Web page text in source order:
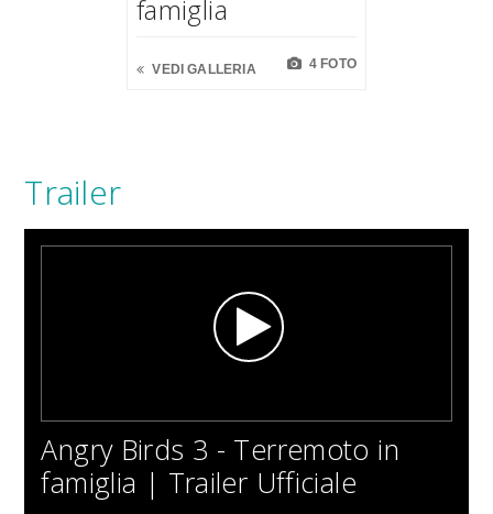
famiglia
VEDI GALLERIA 4 FOTO
Trailer
Angry Birds 3 - Terremoto in
famiglia | Trailer Ufficiale